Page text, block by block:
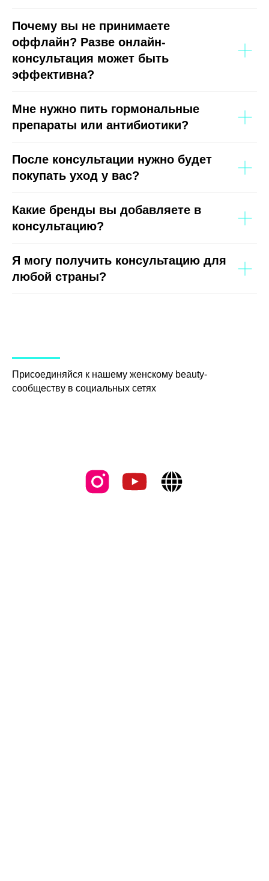
Почему вы не принимаете
оффлайн? Разве онлайн-
консультация может быть
эффективна?
Мне нужно пить гормональные
препараты или антибиотики?
После консультации нужно будет
покупать уход у вас?
Какие бренды вы добавляете в
консультацию?
Я могу получить консультацию для
любой страны?
Присоединяйся к нашему женскому beauty-
сообществу в социальных сетях